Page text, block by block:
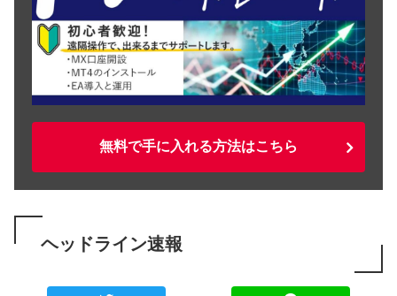
無料で手に入れる方法はこちら
ヘッドライン速報